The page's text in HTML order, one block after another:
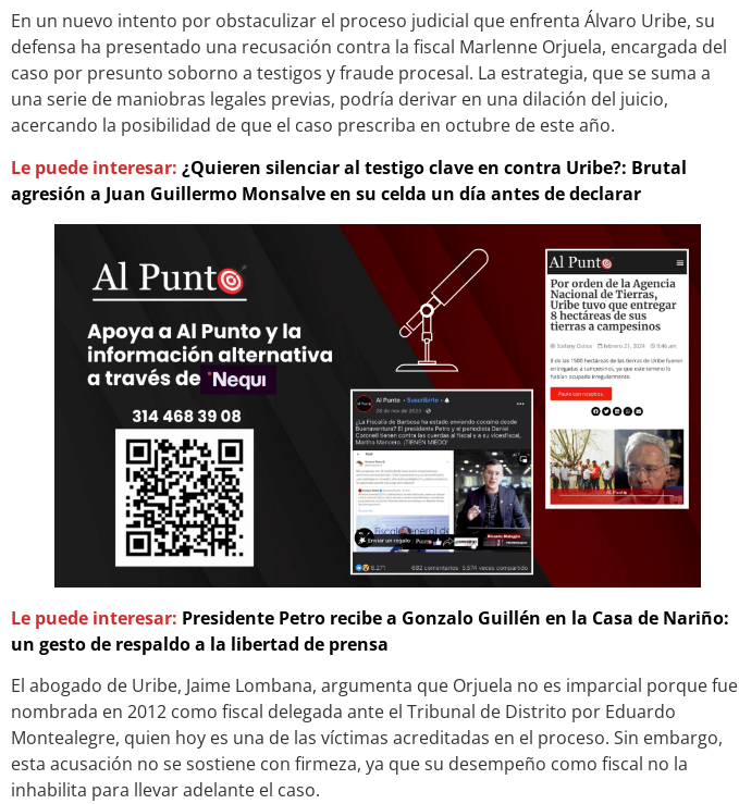
En un nuevo intento por obstaculizar el proceso judicial que enfrenta Álvaro Uribe, su
defensa ha presentado una recusación contra la fiscal Marlenne Orjuela, encargada del
caso por presunto soborno a testigos y fraude procesal. La estrategia, que se suma a
una serie de maniobras legales previas, podría derivar en una dilación del juicio,
acercando la posibilidad de que el caso prescriba en octubre de este año.
Le puede interesar: ¿Quieren silenciar al testigo clave en contra Uribe?: Brutal
agresión a Juan Guillermo Monsalve en su celda un día antes de declarar
Le puede interesar: Presidente Petro recibe a Gonzalo Guillén en la Casa de Nariño:
un gesto de respaldo a la libertad de prensa
El abogado de Uribe, Jaime Lombana, argumenta que Orjuela no es imparcial porque fue
nombrada en 2012 como fiscal delegada ante el Tribunal de Distrito por Eduardo
Montealegre, quien hoy es una de las víctimas acreditadas en el proceso. Sin embargo,
esta acusación no se sostiene con firmeza, ya que su desempeño como fiscal no la
inhabilita para llevar adelante el caso.